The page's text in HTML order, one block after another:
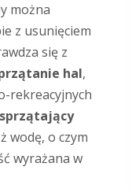
można
z usunięciem
się z
hal,
rekreacyjnych
wodę, o czym
wyrażana w